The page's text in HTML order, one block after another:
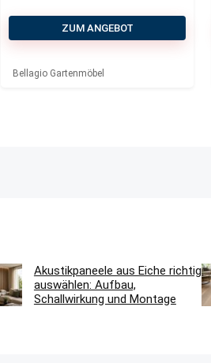
3-teilig rechtsZUM ANGEBOT
Bellagio Gartenmöbel
Akustikpaneele aus Eiche richtig
auswählen: Aufbau,
Schallwirkung und Montage